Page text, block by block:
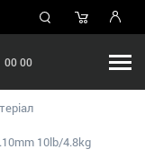
00 00
10lb/4.8kg